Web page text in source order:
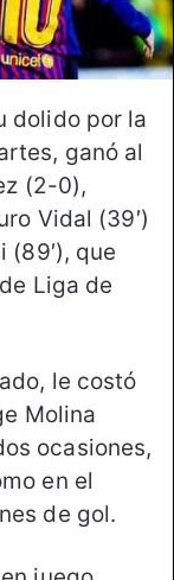
dolido por la
ganó al
(2-0),
Vidal (39′)
(89′), que
Liga de
le costó
Molina
ocasiones,
en el
de gol.